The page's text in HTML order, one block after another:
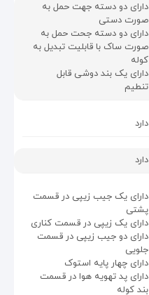
دارای دو دسته جهت حمل به
صورت دستی
دارای دو دسته جحت حمل به
صورت ساک با قابلیت تبدیل به
کوله
دارای یک بند دوشی قابل
تنطیم
دارد
دارد
دارای یک جیب زیپی در قسمت
پشتی
دارای یک زیپی در قسمت کناری
دارای دو جیب زیپی در قسمت
جلویی
دارای چهار پایه استوک
دارای پد تهویه هوا در قسمت
بند کوله